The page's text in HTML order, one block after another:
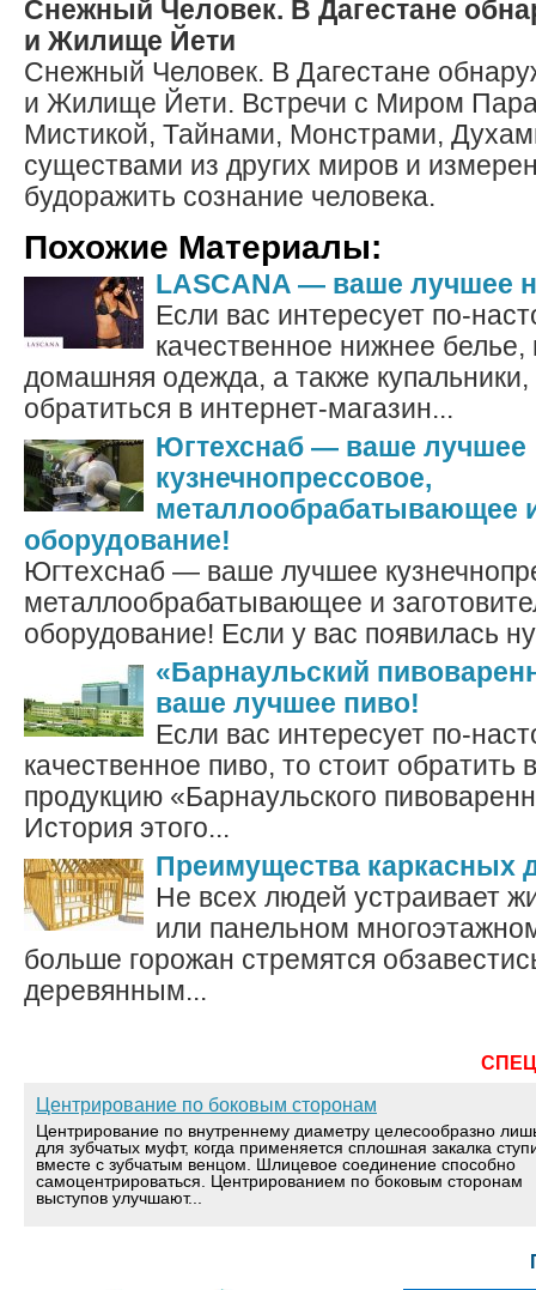
Снежный Человек. В Дагестане
и Жилище Йети
Снежный Человек. В Дагестане
и Жилище Йети. Встречи с Миром
Мистикой, Тайнами, Монстрами,
существами из других миров и
будоражить сознание человека.
Похожие Материалы:
LASCANA — ваше лучшее
Если вас интересует по-
качественное нижнее белье,
домашняя одежда, а также купальники,
обратиться в интернет-магазин...
Югтехснаб — ваше лучшее
кузнечнопрессовое,
металлообрабатывающее
оборудование!
Югтехснаб — ваше лучшее
металлообрабатывающее и
оборудование! Если у вас появилась
«Барнаульский
ваше лучшее пиво!
Если вас интересует по-
качественное пиво, то стоит обратить
продукцию «Барнаульского
История этого...
Преимущества каркасных
Не всех людей устраивает
или панельном
больше горожан стремятся
деревянным...
Центрирование по боковым сторонам
Центрирование по внутреннему диаметру целесообразно
для зубчатых муфт, когда применяется сплошная закалка
вместе с зубчатым венцом. Шлицевое соединение способно
самоцентрироваться. Центрированием по боковым сторонам
выступов улучшают...